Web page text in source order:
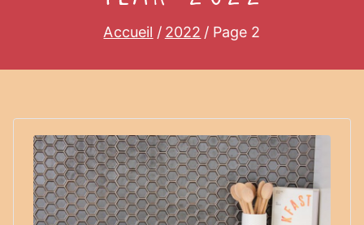
Accueil 2022 Page 2